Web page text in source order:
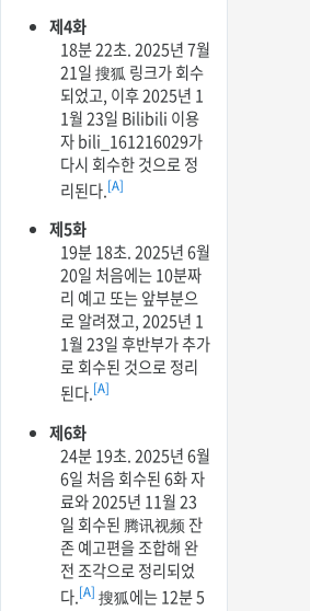
제4화
18분 22초. 2025년 7월
21일 搜狐 링크가 회수
되었고, 이후 2025년 1
1월 23일 Bilibili 이용
자 bili_161216029가
다시 회수한 것으로 정
리된다.[A]
제5화
19분 18초. 2025년 6월
20일 처음에는 10분짜
리 예고 또는 앞부분으
로 알려졌고, 2025년 1
1월 23일 후반부가 추가
로 회수된 것으로 정리
된다.[A]
제6화
24분 19초. 2025년 6월
6일 처음 회수된 6화 자
료와 2025년 11월 23
일 회수된 腾讯视频 잔
존 예고편을 조합해 완
전 조각으로 정리되었
다.[A] 搜狐에는 12분 5